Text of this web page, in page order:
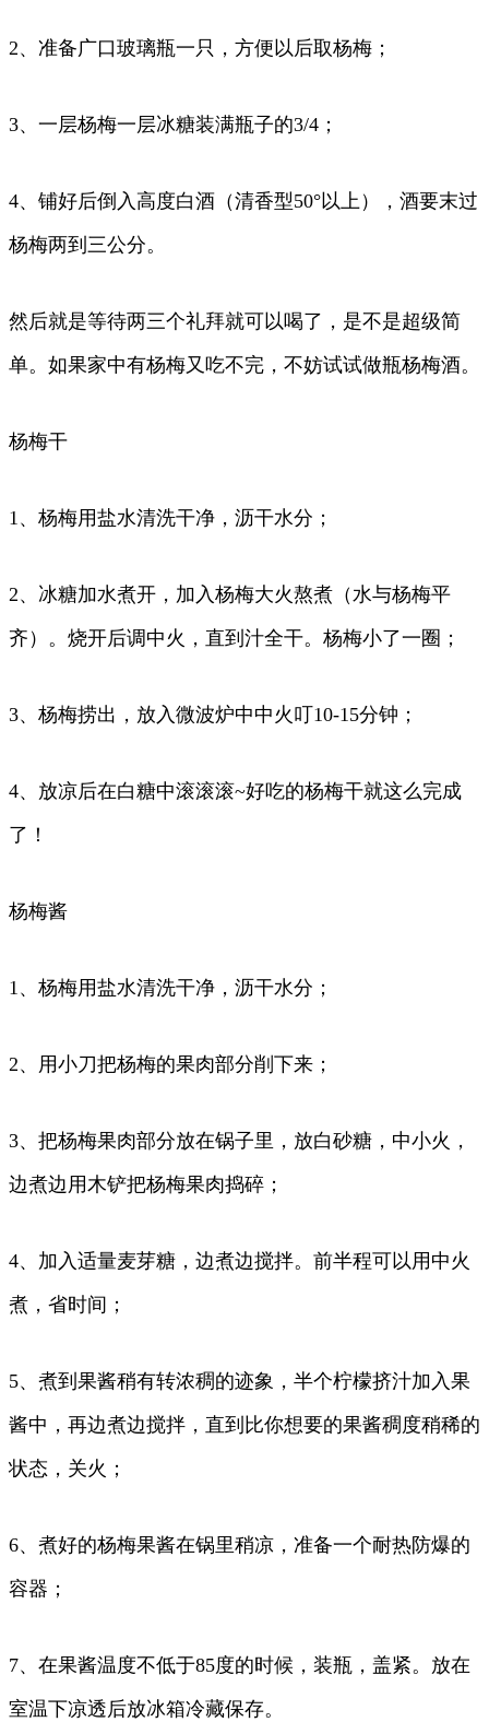
2、准备广口玻璃瓶一只，方便以后取杨梅；
3、一层杨梅一层冰糖装满瓶子的3/4；
4、铺好后倒入高度白酒（清香型50°以上），酒要末过
杨梅两到三公分。
然后就是等待两三个礼拜就可以喝了，是不是超级简
单。如果家中有杨梅又吃不完，不妨试试做瓶杨梅酒。
杨梅干
1、杨梅用盐水清洗干净，沥干水分；
2、冰糖加水煮开，加入杨梅大火熬煮（水与杨梅平
齐）。烧开后调中火，直到汁全干。杨梅小了一圈；
3、杨梅捞出，放入微波炉中中火叮10-15分钟；
4、放凉后在白糖中滚滚滚~好吃的杨梅干就这么完成
了！
杨梅酱
1、杨梅用盐水清洗干净，沥干水分；
2、用小刀把杨梅的果肉部分削下来；
3、把杨梅果肉部分放在锅子里，放白砂糖，中小火，
边煮边用木铲把杨梅果肉捣碎；
4、加入适量麦芽糖，边煮边搅拌。前半程可以用中火
煮，省时间；
5、煮到果酱稍有转浓稠的迹象，半个柠檬挤汁加入果
酱中，再边煮边搅拌，直到比你想要的果酱稠度稍稀的
状态，关火；
6、煮好的杨梅果酱在锅里稍凉，准备一个耐热防爆的
容器；
7、在果酱温度不低于85度的时候，装瓶，盖紧。放在
室温下凉透后放冰箱冷藏保存。